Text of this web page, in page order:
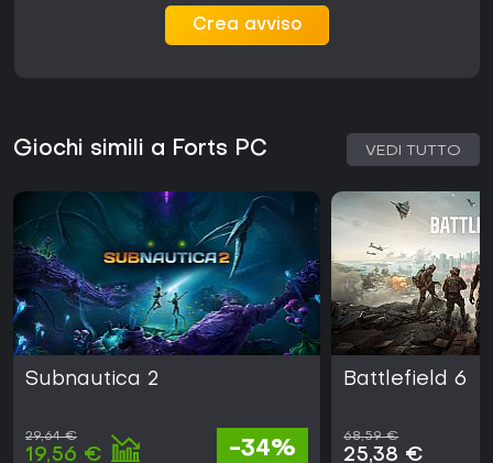
Crea avviso
Giochi simili a Forts PC VEDI TUTTO
Subnautica 2
29,64 €
19,56 € -34%
Battlefield 6
68,59 €
25,38 €